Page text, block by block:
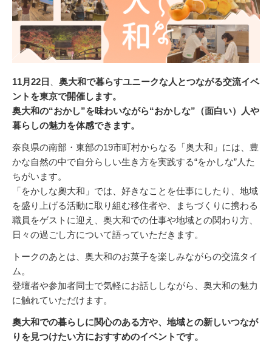
11月22日
奥大和で暮らすユニークな人とつながる交流イベ
ントを東京で開催します。
奥大和の“おかし”を味わいながら“おかしな” （面白い）
人や
暮らしの魅力を体感できます。
奈良県の南部・東部の19市町村からなる「奥大和」には、豊
かな自然の中で自分らしい生き方を実践する“をかしな”人た
ちがいます。
「をかしな奧大和」では、好きなことを仕事にしたり、地域
を盛り上げる活動に取り組む移住者や、まちづくりに携わる
職員をゲストに迎え、奥大和での仕事や地域との関わり方、
日々の過ごし方について語っていただきます。
トークのあとは、奥大和のお菓子を楽しみながらの交流タイ
ム。
登壇者や参加者同士で気軽にお話ししながら、奥大和の魅力
に触れていただけます。
奧大和での暮らしに関心のある方や、地域との新しいつなが
りを見つけたい方におすすめのイベントです。